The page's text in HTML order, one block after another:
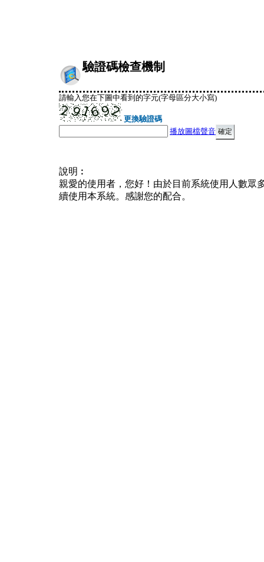
驗證碼檢查機制
請輸入您在下圖中看到的字元(字母區分大小寫)
更換驗證碼
播放圖檔聲音
說明︰
親愛的使用者，您好！由於目前系統使用人數眾
續使用本系統。感謝您的配合。